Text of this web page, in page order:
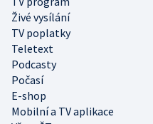
Živé vysílání
TV poplatky
Teletext
Podcasty
Počasí
E-shop
Mobilní a TV aplikace